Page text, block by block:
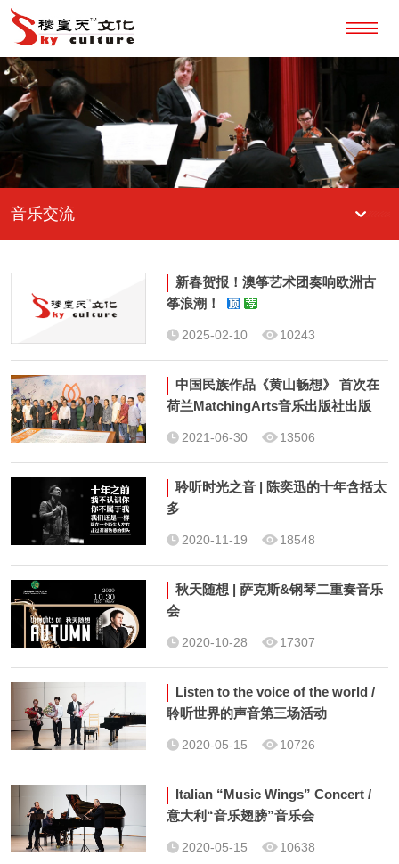
音乐交流
新春贺报！澳筝艺术团奏响欧洲古
筝浪潮！
2025-02-10 10243
中国民族作品《黄山畅想》 首次在
荷兰MatchingArts音乐出版社出版
2021-06-30 13506
聆听时光之音 | 陈奕迅的十年含括太
多
2020-11-19 18548
秋天随想 | 萨克斯&钢琴二重奏音乐
会
2020-10-28 17307
Listen to the voice of the world /
聆听世界的声音第三场活动
2020-05-15 10726
Italian “Music Wings” Concert /
意大利“音乐翅膀”音乐会
2020-05-15 10638